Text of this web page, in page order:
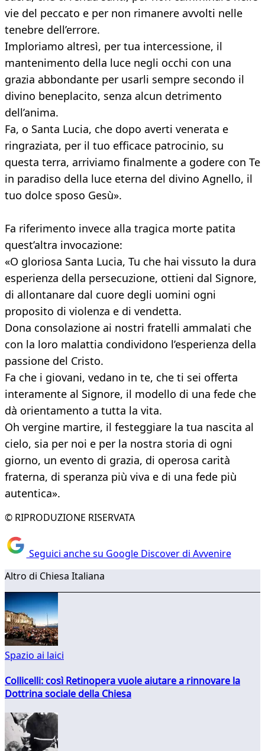
vie del peccato e per non rimanere avvolti nelle
tenebre dell’errore.
Imploriamo altresì, per tua intercessione, il
mantenimento della luce negli occhi con una
grazia abbondante per usarli sempre secondo il
divino beneplacito, senza alcun detrimento
dell’anima.
Fa, o Santa Lucia, che dopo averti venerata e
ringraziata, per il tuo efficace patrocinio, su
questa terra, arriviamo finalmente a godere con Te
in paradiso della luce eterna del divino Agnello, il
tuo dolce sposo Gesù».
Fa riferimento invece alla tragica morte patita
quest’altra invocazione:
«O gloriosa Santa Lucia, Tu che hai vissuto la dura
esperienza della persecuzione, ottieni dal Signore,
di allontanare dal cuore degli uomini ogni
proposito di violenza e di vendetta.
Dona consolazione ai nostri fratelli ammalati che
con la loro malattia condividono l’esperienza della
passione del Cristo.
Fa che i giovani, vedano in te, che ti sei offerta
interamente al Signore, il modello di una fede che
dà orientamento a tutta la vita.
Oh vergine martire, il festeggiare la tua nascita al
cielo, sia per noi e per la nostra storia di ogni
giorno, un evento di grazia, di operosa carità
fraterna, di speranza più viva e di una fede più
autentica».
© RIPRODUZIONE RISERVATA
Seguici anche su Google Discover di Avvenire
Altro di Chiesa Italiana
Spazio ai laici
Collicelli: così Retinopera vuole aiutare a rinnovare la
Dottrina sociale della Chiesa